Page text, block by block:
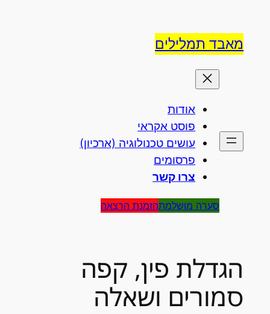
מאבד תמלילים
אודות
פוסט אקראי
עושים טכנולוגיה (ארכיון)
פרסומים
צרו קשר
סערה מושלמתהזמנת הרצאה
הגדלת פין, קפה
סמורים ושאלה